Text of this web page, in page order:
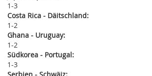
1 3
Costa Rica - Däitschland:
1 2
Ghana - Uruguay:
1 2
Südkorea - Portugal:
1 3